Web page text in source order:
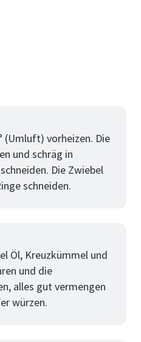
(Umluft) vorheizen. Die
und schräg in
Die Zwiebel
schneiden.
Öl, Kreuzkümmel und
und die
alles gut vermengen
würzen.